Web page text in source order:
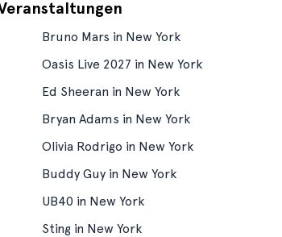
Bruno Mars in New York
Oasis Live 2027 in New York
Ed Sheeran in New York
Bryan Adams in New York
Olivia Rodrigo in New York
Buddy Guy in New York
UB40 in New York
Sting in New York